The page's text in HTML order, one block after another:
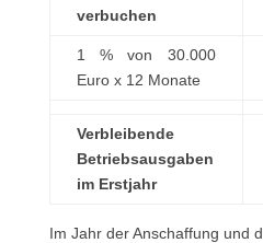
verbuchen
1 % von 30.000
Euro x 12 Monate
Verbleibende
Betriebsausgaben
im Erstjahr
Im Jahr der Anschaffung und